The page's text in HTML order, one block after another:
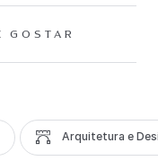
GOSTAR
Arquitetura e